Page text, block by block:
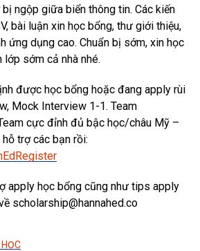
ngộp giữa biển thông tin. Các kiến
bài luận xin học bổng, thư giới thiệu,
ứng dụng cao. Chuẩn bị sớm, xin học
lớp sớm cả nhà nhé.
được học bổng hoặc đang apply rùi
Mock Interview 1-1. Team
cực đỉnh đủ bậc học/châu Mỹ –
trợ các bạn rồi:
apply học bổng cũng như tips apply
scholarship@hannahed.co